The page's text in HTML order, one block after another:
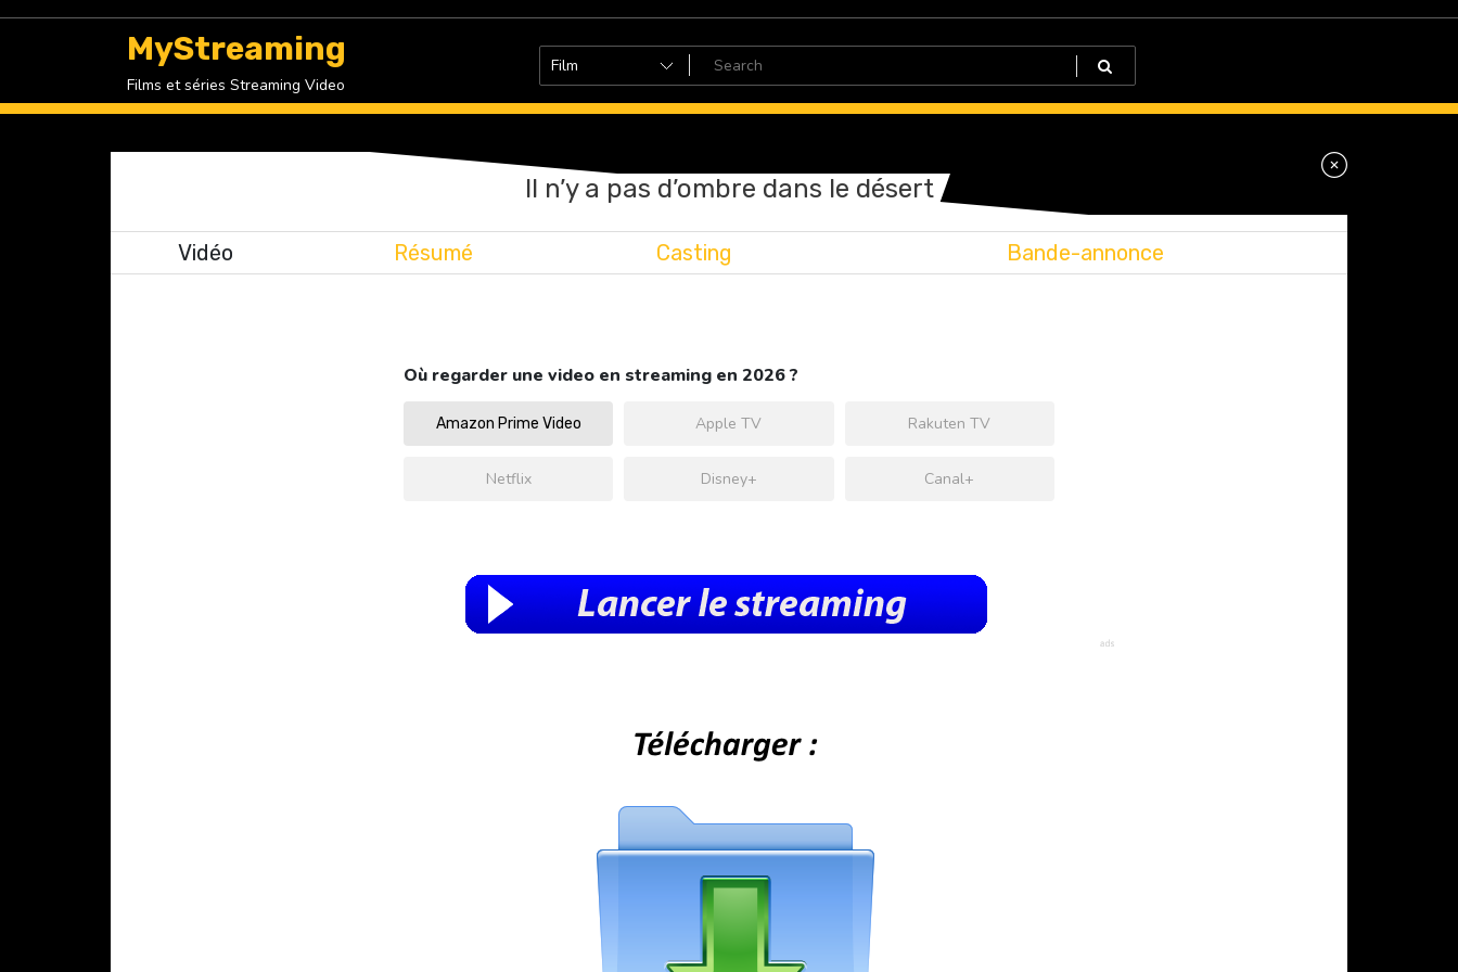
MyStreaming
Films et séries Streaming Video
Il n’y a pas d’ombre dans le désert
Vidéo Résumé Casting Bande-annonce
Où regarder une video en streaming en 2026 ?
Amazon Prime Video Apple TV Rakuten TV
Netflix Disney+ Canal+